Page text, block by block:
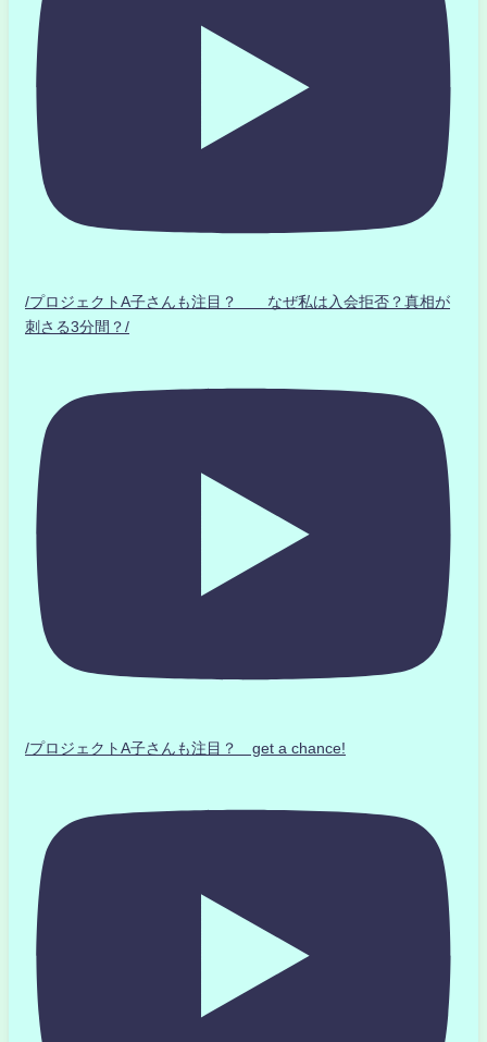
/プロジェクトA子さんも注目？ なぜ私は入会拒否？真相が
刺さる3分間？/
/プロジェクトA子さんも注目？ get a chance!